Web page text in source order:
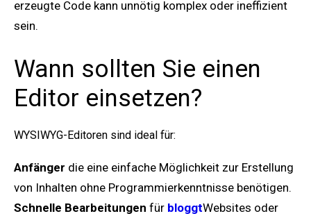
erzeugte Code kann unnötig komplex oder ineffizient
sein.
Wann sollten Sie einen
Editor einsetzen?
WYSIWYG-Editoren sind ideal für:
Anfänger die eine einfache Möglichkeit zur Erstellung
von Inhalten ohne Programmierkenntnisse benötigen.
Schnelle Bearbeitungen für bloggtWebsites oder